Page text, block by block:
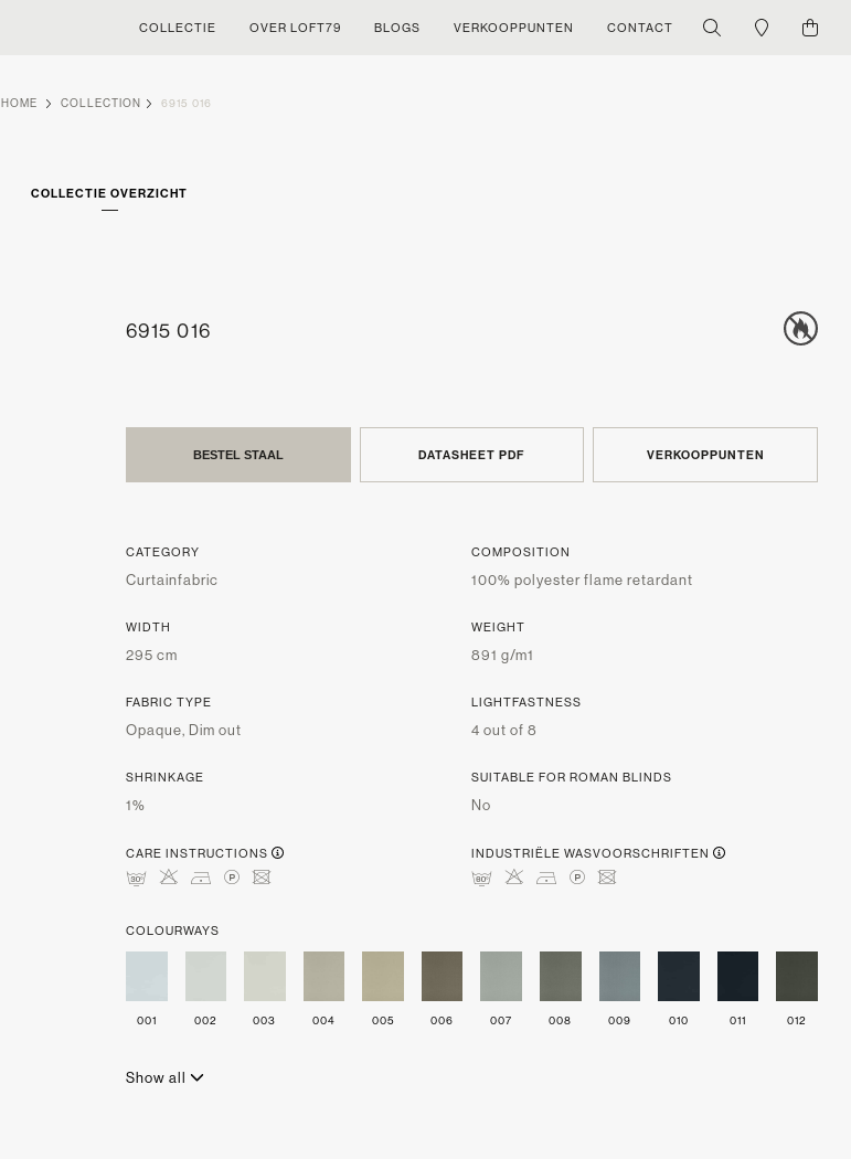
COLLECTIE OVER LOFT79 BLOGS VERKOOPPUNTEN CONTACT
HOME COLLECTION 6915 016
COLLECTIE OVERZICHT
6915 016
BESTEL STAAL DATASHEET PDF VERKOOPPUNTEN
CATEGORY
Curtainfabric
COMPOSITION
100% polyester flame retardant
WIDTH
295 cm
WEIGHT
891 g/m1
FABRIC TYPE
Opaque, Dim out
LIGHTFASTNESS
4 out of 8
SHRINKAGE
1%
SUITABLE FOR ROMAN BLINDS
No
CARE INSTRUCTIONS
mHDLU
INDUSTRIËLE WASVOORSCHRIFTEN
pHDLU
COLOURWAYS
001 002 003 004 005 006 007 008 009 010 011 012
Show all